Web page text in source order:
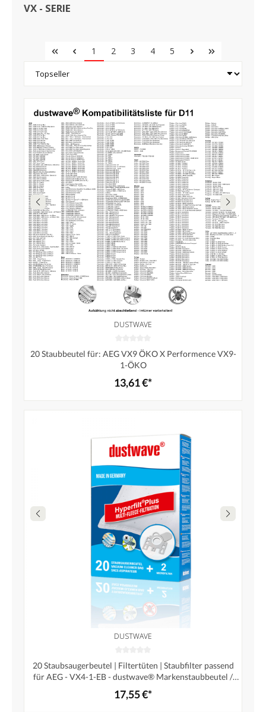
VX - SERIE
1 2 3 4 5
DUSTWAVE
20 Staubbeutel für: AEG VX9 ÖKO X Performence VX9-
1-ÖKO
13,61 €*
DUSTWAVE
20 Staubsaugerbeutel | Filtertüten | Staubfilter passend
für AEG - VX4-1-EB - dustwave® Markenstaubbeutel /
Made in Germany + inkl. 2 Microfilter (Megapack)
17,55 €*